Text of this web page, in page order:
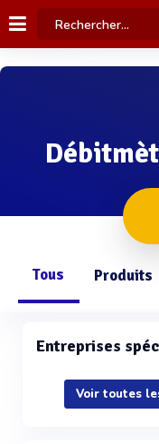
Tous Produits
Entreprises
Voir toutes